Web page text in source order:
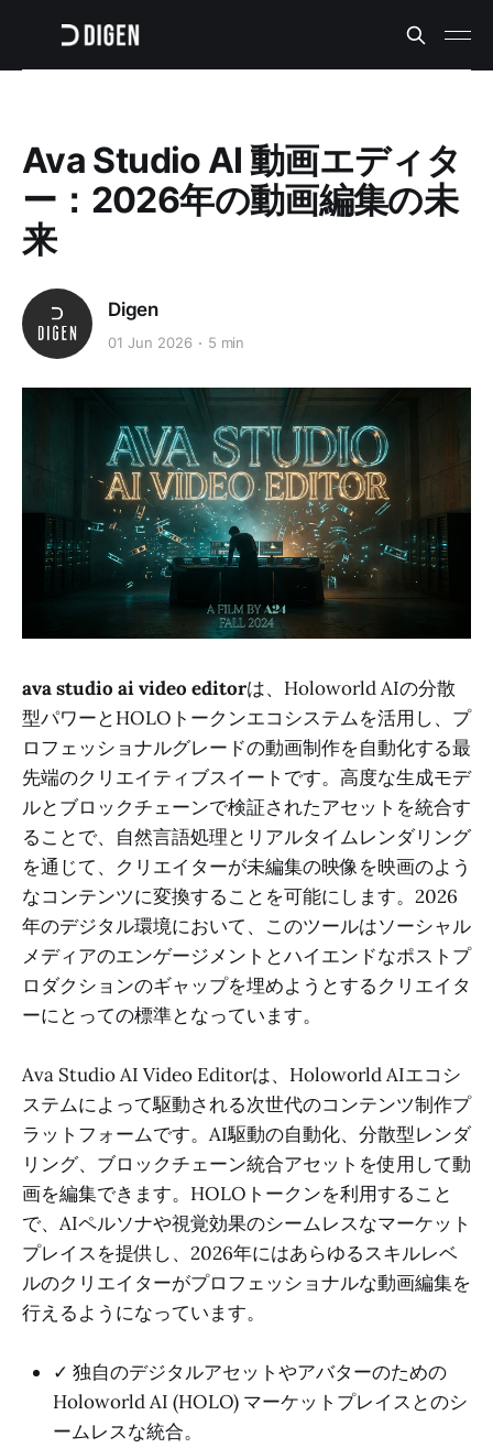
Ava Studio AI 動画エディタ
ー：2026年の動画編集の未
来
Digen
01 Jun 2026 5 min
ava studio ai video editorは、Holoworld AIの分散
型パワーとHOLOトークンエコシステムを活用し、プ
ロフェッショナルグレードの動画制作を自動化する最
先端のクリエイティブスイートです。高度な生成モデ
ルとブロックチェーンで検証されたアセットを統合す
ることで、自然言語処理とリアルタイムレンダリング
を通じて、クリエイターが未編集の映像を映画のよう
なコンテンツに変換することを可能にします。2026
年のデジタル環境において、このツールはソーシャル
メディアのエンゲージメントとハイエンドなポストプ
ロダクションのギャップを埋めようとするクリエイタ
ーにとっての標準となっています。
Ava Studio AI Video Editorは、Holoworld AIエコシ
ステムによって駆動される次世代のコンテンツ制作プ
ラットフォームです。AI駆動の自動化、分散型レンダ
リング、ブロックチェーン統合アセットを使用して動
画を編集できます。HOLOトークンを利用すること
で、AIペルソナや視覚効果のシームレスなマーケット
プレイスを提供し、2026年にはあらゆるスキルレベ
ルのクリエイターがプロフェッショナルな動画編集を
行えるようになっています。
✓ 独自のデジタルアセットやアバターのための
Holoworld AI (HOLO) マーケットプレイスとのシ
ームレスな統合。